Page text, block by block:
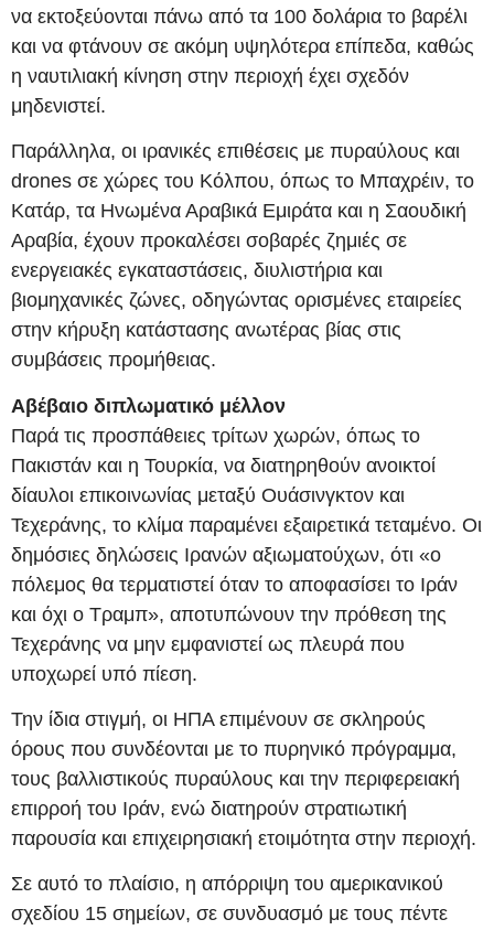
να εκτοξεύονται πάνω από τα 100 δολάρια το βαρέλι
και να φτάνουν σε ακόμη υψηλότερα επίπεδα, καθώς
η ναυτιλιακή κίνηση στην περιοχή έχει σχεδόν
μηδενιστεί.
Παράλληλα, οι ιρανικές επιθέσεις με πυραύλους και
drones σε χώρες του Κόλπου, όπως το Μπαχρέιν, το
Κατάρ, τα Ηνωμένα Αραβικά Εμιράτα και η Σαουδική
Αραβία, έχουν προκαλέσει σοβαρές ζημιές σε
ενεργειακές εγκαταστάσεις, διυλιστήρια και
βιομηχανικές ζώνες, οδηγώντας ορισμένες εταιρείες
στην κήρυξη κατάστασης ανωτέρας βίας στις
συμβάσεις προμήθειας.
Αβέβαιο διπλωματικό μέλλον
Παρά τις προσπάθειες τρίτων χωρών, όπως το
Πακιστάν και η Τουρκία, να διατηρηθούν ανοικτοί
δίαυλοι επικοινωνίας μεταξύ Ουάσινγκτον και
Τεχεράνης, το κλίμα παραμένει εξαιρετικά τεταμένο. Οι
δημόσιες δηλώσεις Ιρανών αξιωματούχων, ότι «ο
πόλεμος θα τερματιστεί όταν το αποφασίσει το Ιράν
και όχι ο Τραμπ», αποτυπώνουν την πρόθεση της
Τεχεράνης να μην εμφανιστεί ως πλευρά που
υποχωρεί υπό πίεση.
Την ίδια στιγμή, οι ΗΠΑ επιμένουν σε σκληρούς
όρους που συνδέονται με το πυρηνικό πρόγραμμα,
τους βαλλιστικούς πυραύλους και την περιφερειακή
επιρροή του Ιράν, ενώ διατηρούν στρατιωτική
παρουσία και επιχειρησιακή ετοιμότητα στην περιοχή.
Σε αυτό το πλαίσιο, η απόρριψη του αμερικανικού
σχεδίου 15 σημείων, σε συνδυασμό με τους πέντε